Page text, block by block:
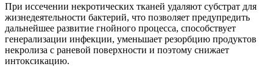
При иссечении некротических тканей удаляют субстрат для
жизнедеятельности бактерий, что позволяет предупредить
дальнейшее развитие гнойного процесса, способствует
генерализации инфекции, уменьшает резорбцию продуктов
некролиза с раневой поверхности и поэтому снижает
интоксикацию.